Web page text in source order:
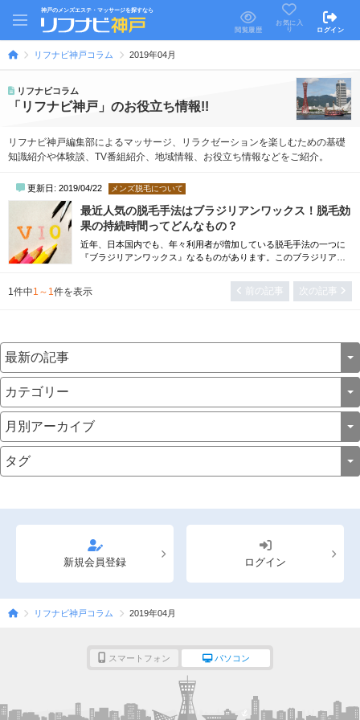
神戸のメンズエステ・マッサージを探すなら
閲覧履歴
お気に入
り
ログイン
リフナビ神戸コラム 2019年04月
リフナビコラム
「リフナビ神戸」のお役立ち情報!!
リフナビ神戸編集部によるマッサージ、リラクゼーションを楽しむための基礎
知識紹介や体験談、TV番組紹介、地域情報、お役立ち情報などをご紹介。
更新日: 2019/04/22 メンズ脱毛について
最近人気の脱毛手法はブラジリアンワックス！脱毛効
果の持続時間ってどんなもの？
近年、日本国内でも、年々利用者が増加している脱毛手法の一つに
『ブラジリアンワックス』なるものがあります。このブラジリアン
ワックス』を利用して、ムダ毛を毛根から抜きさるというもので
す。最新の脱毛手法と比較すると、かなり原始的な手法となるので
1件中1～1件を表示 前の記事 次の記事
新規会員登録 ログイン
リフナビ神戸コラム 2019年04月
スマートフォン パソコン